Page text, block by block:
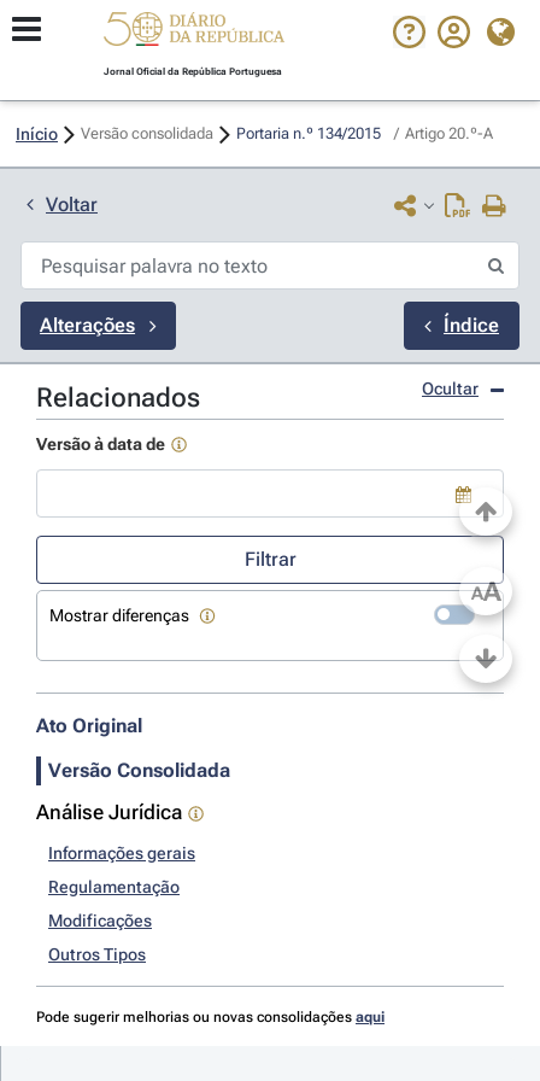
Jornal Oficial da República Portuguesa
Início Versão consolidada Portaria n.º 134/2015 / Artigo 20.º-A
Voltar
Alterações Índice
Relacionados Ocultar
Versão à data de
Use a tecla de seta para baixo para abrir o calendário; Use as
Filtrar
Mostrar diferenças
Ato Original
Versão Consolidada
Análise Jurídica
Informações gerais
Regulamentação
Modificações
Outros Tipos
Pode sugerir melhorias ou novas consolidações aqui
AA